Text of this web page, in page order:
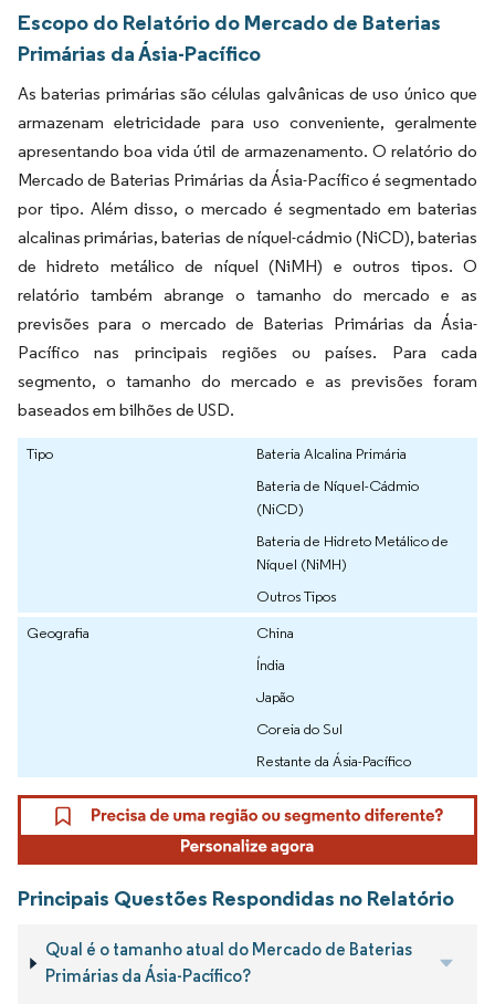
Escopo do Relatório do Mercado de Baterias
Primárias da Ásia-Pacífico
As baterias primárias são células galvânicas de uso único que
armazenam eletricidade para uso conveniente, geralmente
apresentando boa vida útil de armazenamento. O relatório do
Mercado de Baterias Primárias da Ásia-Pacífico é segmentado
por tipo. Além disso, o mercado é segmentado em baterias
alcalinas primárias, baterias de níquel-cádmio (NiCD), baterias
de hidreto metálico de níquel (NiMH) e outros tipos. O
relatório também abrange o tamanho do mercado e as
previsões para o mercado de Baterias Primárias da Ásia-
Pacífico nas principais regiões ou países. Para cada
segmento, o tamanho do mercado e as previsões foram
baseados em bilhões de USD.
Tipo
Bateria Alcalina Primária
Bateria de Níquel-Cádmio
(NiCD)
Bateria de Hidreto Metálico de
Níquel (NiMH)
Outros Tipos
Geografia
China
Índia
Japão
Coreia do Sul
Restante da Ásia-Pacífico
Principais Questões Respondidas no Relatório
Qual é o tamanho atual do Mercado de Baterias
Primárias da Ásia-Pacífico?